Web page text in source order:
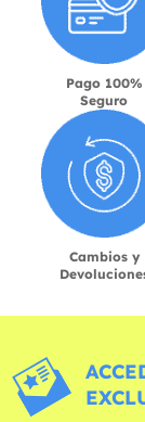
Pago 100%
Seguro
Cambios y